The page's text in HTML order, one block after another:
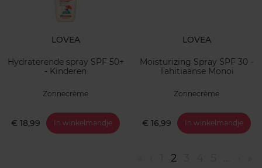
LOVEA
Hydraterende spray SPF 50+
- Kinderen
Zonnecrème
€ 18,99 In winkelmandje
LOVEA
Moisturizing Spray SPF 30 -
Tahitiaanse Monoi
Zonnecrème
€ 16,99 In winkelmandje
2